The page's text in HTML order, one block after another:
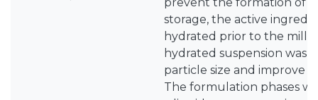
storage, the active
hydrated prior to the
hydrated suspension was
particle size and improve
The formulation phases